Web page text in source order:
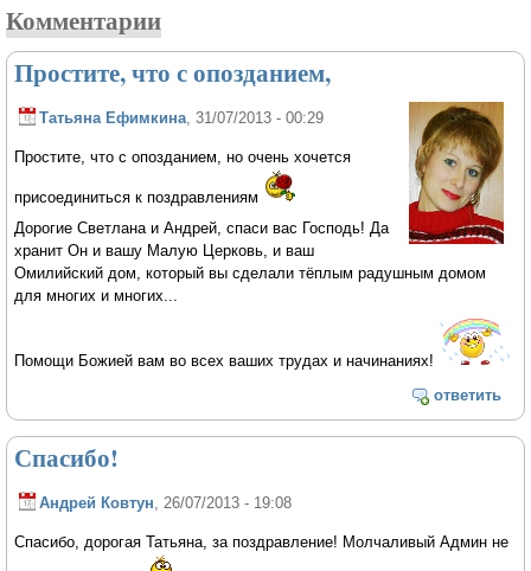
Комментарии
Простите, что с опозданием,
Татьяна Ефимкина , 31/07/2013 - 00:29
Простите, что с опозданием, но очень хочется
присоединиться к поздравлениям
Дорогие Светлана и Андрей, спаси вас Господь! Да
хранит Он и вашу Малую Церковь, и ваш
Омилийский дом, который вы сделали тёплым радушным домом
для многих и многих...
Помощи Божией вам во всех ваших трудах и начинаниях!
ответить
Спасибо!
Андрей Ковтун, 26/07/2013 - 19:08
Спасибо, дорогая Татьяна, за поздравление! Молчаливый Админ не